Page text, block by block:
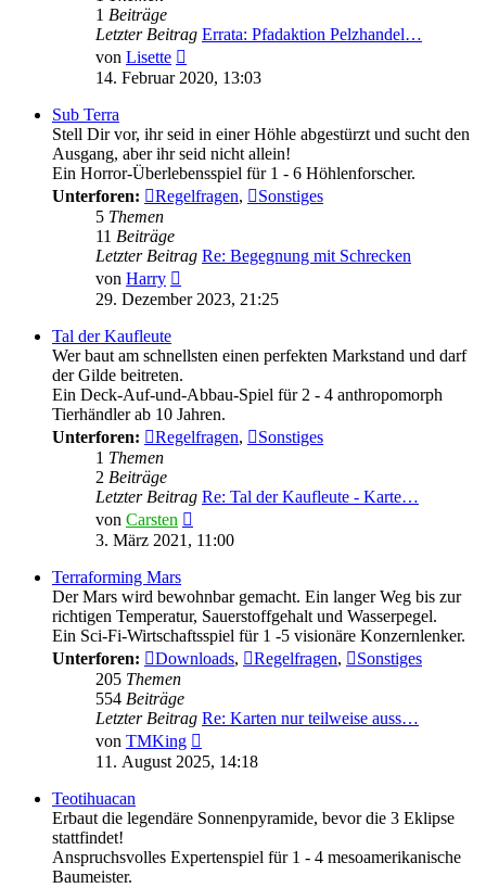
1 Beiträge
Letzter Beitrag Errata: Pfadaktion Pelzhandel…
von Lisette
Beitrag
14. Februar 2020, 13:03
Sub Terra
Stell Dir vor, ihr seid in einer Höhle abgestürzt und sucht den
Ausgang, aber ihr seid nicht allein!
Ein Horror-Überlebensspiel für 1 - 6 Höhlenforscher.
Unterforen:
Regelfragen,
Sonstiges
5 Themen
11 Beiträge
Letzter Beitrag Re: Begegnung mit Schrecken
von Harry
Beitrag
29. Dezember 2023, 21:25
Tal der Kaufleute
Wer baut am schnellsten einen perfekten Markstand und darf
der Gilde beitreten.
Ein Deck-Auf-und-Abbau-Spiel für 2 - 4 anthropomorph
Tierhändler ab 10 Jahren.
Unterforen:
Regelfragen,
Sonstiges
1 Themen
2 Beiträge
Letzter Beitrag Re: Tal der Kaufleute - Karte…
von Carsten
Beitrag
3. März 2021, 11:00
Terraforming Mars
Der Mars wird bewohnbar gemacht. Ein langer Weg bis zur
richtigen Temperatur, Sauerstoffgehalt und Wasserpegel.
Ein Sci-Fi-Wirtschaftsspiel für 1 -5 visionäre Konzernlenker.
Unterforen:
Downloads, Regelfragen,
Sonstiges
205 Themen
554 Beiträge
Letzter Beitrag Re: Karten nur teilweise auss…
von TMKing
Beitrag
11. August 2025, 14:18
Teotihuacan
Erbaut die legendäre Sonnenpyramide, bevor die 3 Eklipse
stattfindet!
Anspruchsvolles Expertenspiel für 1 - 4 mesoamerikanische
Baumeister.